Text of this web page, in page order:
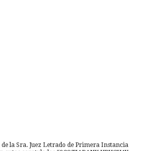
la Sra. Juez Letrado de Primera Instancia